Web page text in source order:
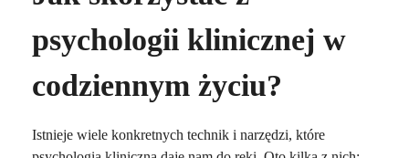
psychologii klinicznej w
codziennym życiu?
Istnieje wiele konkretnych technik i narzędzi, które